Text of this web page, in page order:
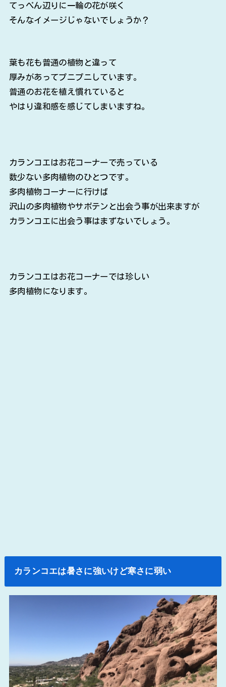
てっぺん辺りに一輪の花が咲く
そんなイメージじゃないでしょうか？
葉も花も普通の植物と違って
厚みがあってプニプニしています。
普通のお花を植え慣れていると
やはり違和感を感じてしまいますね。
カランコエはお花コーナーで売っている
数少ない多肉植物のひとつです。
多肉植物コーナーに行けば
沢山の多肉植物やサボテンと出会う事が出来ますが
カランコエに出会う事はまずないでしょう。
カランコエはお花コーナーでは珍しい
多肉植物になります。
カランコエは暑さに強いけど寒さに弱い